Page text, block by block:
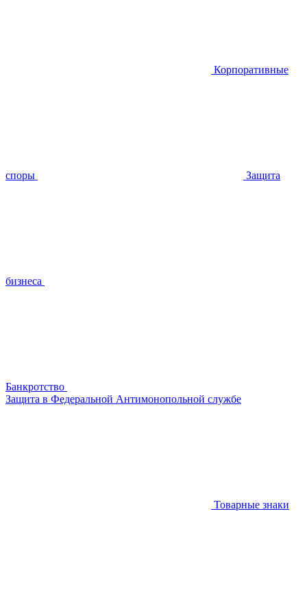
Корпоративные
споры Защита
бизнеса
Банкротство
Защита в Федеральной Антимонопольной службе
Товарные знаки